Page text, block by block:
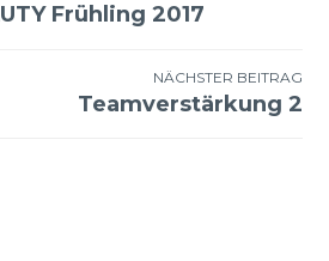
Frühling 2017
NÄCHSTER BEITRAG
Teamverstärkung 2